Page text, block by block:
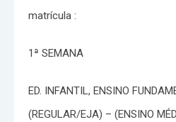
matrícula :
1ª SEMANA
ED. INFANTIL, ENSINO
(REGULAR/EJA) – (ENSINO